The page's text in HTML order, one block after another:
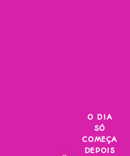
O DIA
SÓ
COMEÇA
DEPOIS